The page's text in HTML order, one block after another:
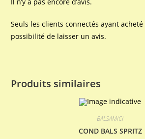
Seuls les clients connectés ayant
possibilité de laisser un avis.
Produits similaires
BALSAMICI
COND BALS SPRITZ